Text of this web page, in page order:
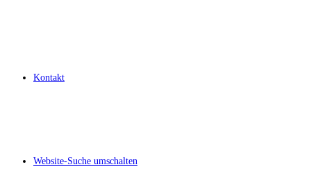
Kontakt
Website-Suche umschalten